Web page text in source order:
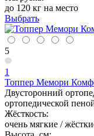
до 120 кг на место
Выбрать
5
1
Топпер Мемори
Двусторонний
ортопедической
Жёсткость:
очень мягкие /